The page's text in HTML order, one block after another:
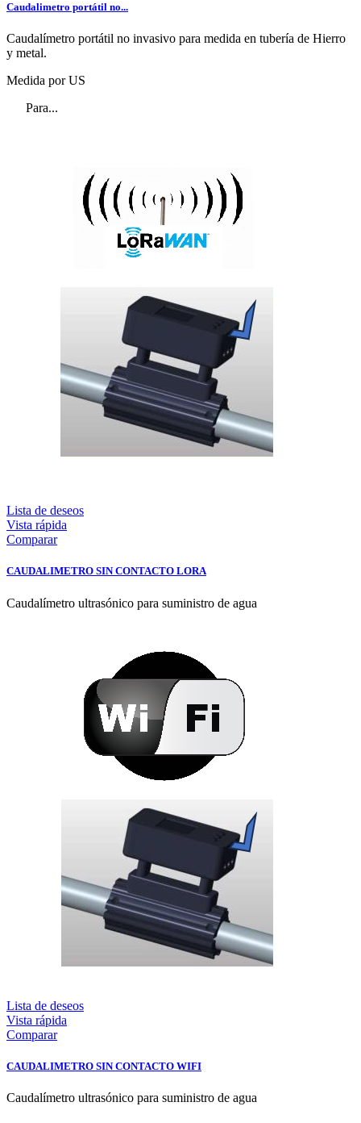
Caudalimetro portátil no...
Caudalímetro portátil no invasivo para medida en tubería de Hierro
y metal.
Medida por US
Para...
Lista de deseos
Vista rápida
Comparar
CAUDALIMETRO SIN CONTACTO LORA
Caudalímetro ultrasónico para suministro de agua
Lista de deseos
Vista rápida
Comparar
CAUDALIMETRO SIN CONTACTO WIFI
Caudalímetro ultrasónico para suministro de agua